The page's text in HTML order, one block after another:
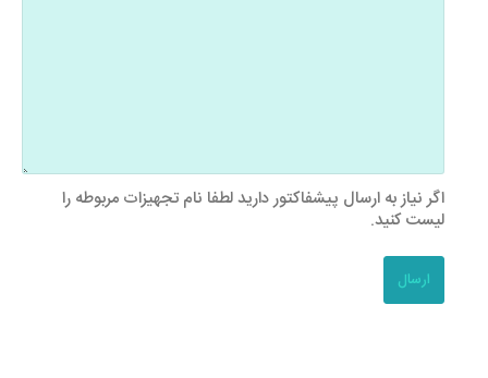
اگر نیاز به ارسال پیشفاکتور دارید لطفا نام تجهیزات مربوطه را
لیست کنید.